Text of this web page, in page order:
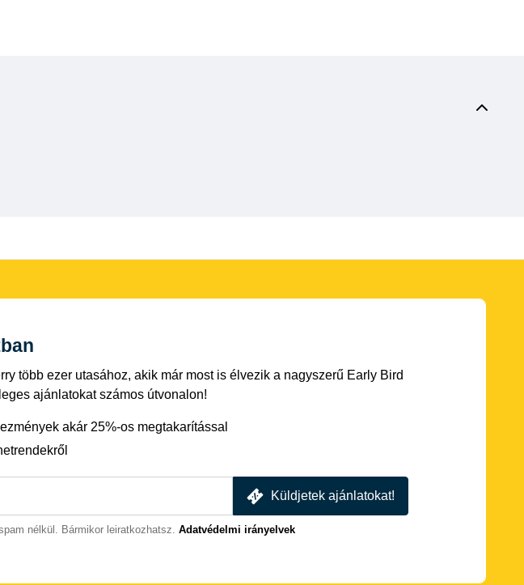
több ezer utasához, akik már most is élvezik a nagyszerű Early Bird
ajánlatokat számos útvonalon!
akár 25%-os megtakarítással
Küldjetek ajánlatokat!
nélkül. Bármikor leiratkozhatsz. Adatvédelmi irányelvek